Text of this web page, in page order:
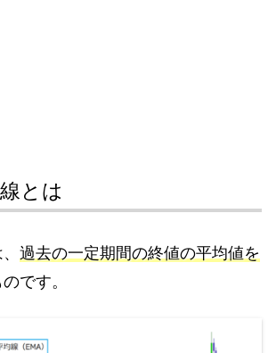
とは
過去の一定期間の終値の平均値を
です。